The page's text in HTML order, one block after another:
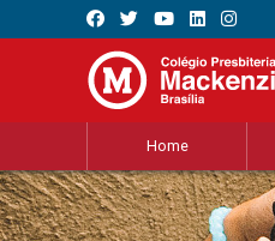
Home